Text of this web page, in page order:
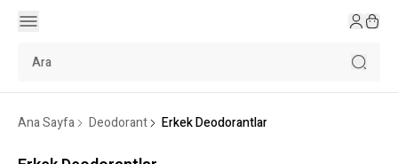
Ana Sayfa Deodorant Erkek Deodorantlar